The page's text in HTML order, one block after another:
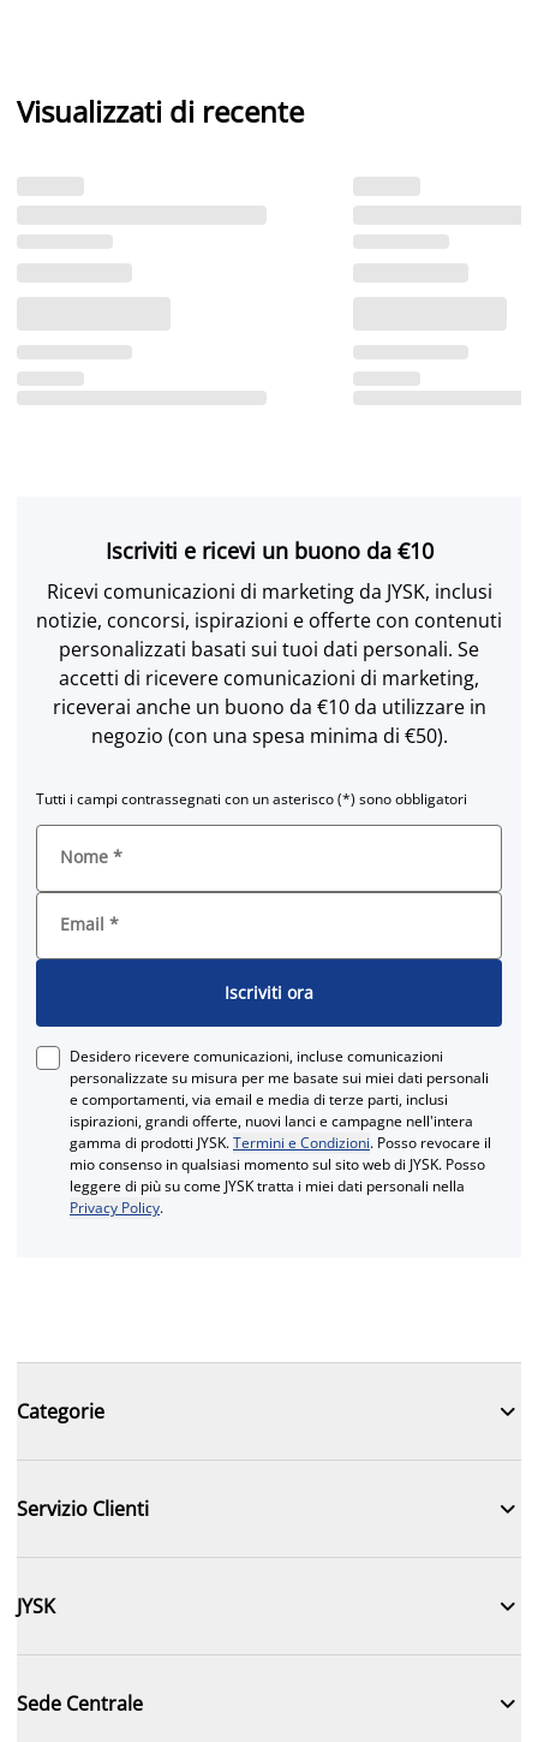
Visualizzati di recente
Iscriviti e ricevi un buono da €10
Ricevi comunicazioni di marketing da JYSK, inclusi
notizie, concorsi, ispirazioni e offerte con contenuti
personalizzati basati sui tuoi dati personali. Se
accetti di ricevere comunicazioni di marketing,
riceverai anche un buono da €10 da utilizzare in
negozio (con una spesa minima di €50).
Tutti i campi contrassegnati con un asterisco (*) sono obbligatori
Nome *
Email *
Iscriviti ora
Desidero ricevere comunicazioni, incluse comunicazioni
personalizzate su misura per me basate sui miei dati personali
e comportamenti, via email e media di terze parti, inclusi
ispirazioni, grandi offerte, nuovi lanci e campagne nell'intera
gamma di prodotti JYSK.Termini e Condizioni. Posso revocare il
mio consenso in qualsiasi momento sul sito web di JYSK. Posso
leggere di più su come JYSK tratta i miei dati personali nella
Privacy Policy.
Categorie 
Servizio Clienti 
JYSK 
Sede Centrale 